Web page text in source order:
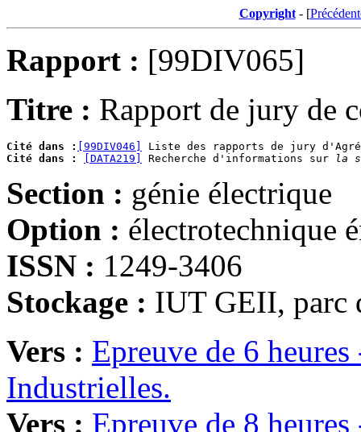
Copyright- [
Rapport : [99DIV065]
Titre : Rapport de jury de
Cité dans :
[99DIV046]
Cité dans :
[DATA219] Recherche d'informations sur la
Section : génie électrique
Option : électrotechnique
ISSN : 1249-3406
Stockage : IUT GEII, parc
Vers : Epreuve de 6
Industrielles.
Vers : Epreuve de 8